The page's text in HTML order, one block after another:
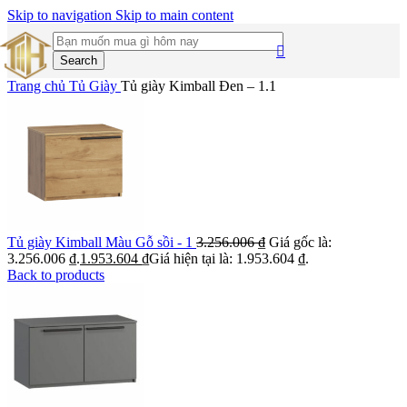
Skip to navigation Skip to main content
Search
Trang chủ Tủ Giày Tủ giày Kimball Đen – 1.1
Tủ giày Kimball Màu Gỗ sồi - 1 3.256.006₫ Giá gốc là:
3.256.006 ₫.1.953.604 ₫Giá hiện tại là: 1.953.604 ₫.
Back to products